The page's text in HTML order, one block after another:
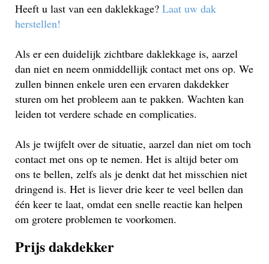
Heeft u last van een daklekkage? Laat uw dak
herstellen!
Als er een duidelijk zichtbare daklekkage is, aarzel
dan niet en neem onmiddellijk contact met ons op. We
zullen binnen enkele uren een ervaren dakdekker
sturen om het probleem aan te pakken. Wachten kan
leiden tot verdere schade en complicaties.
Als je twijfelt over de situatie, aarzel dan niet om toch
contact met ons op te nemen. Het is altijd beter om
ons te bellen, zelfs als je denkt dat het misschien niet
dringend is. Het is liever drie keer te veel bellen dan
één keer te laat, omdat een snelle reactie kan helpen
om grotere problemen te voorkomen.
Prijs dakdekker